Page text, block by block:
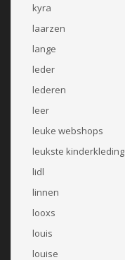
kyra
laarzen
lange
leder
lederen
leer
leuke webshops
leukste kinderkleding
lidl
linnen
looxs
louis
louise